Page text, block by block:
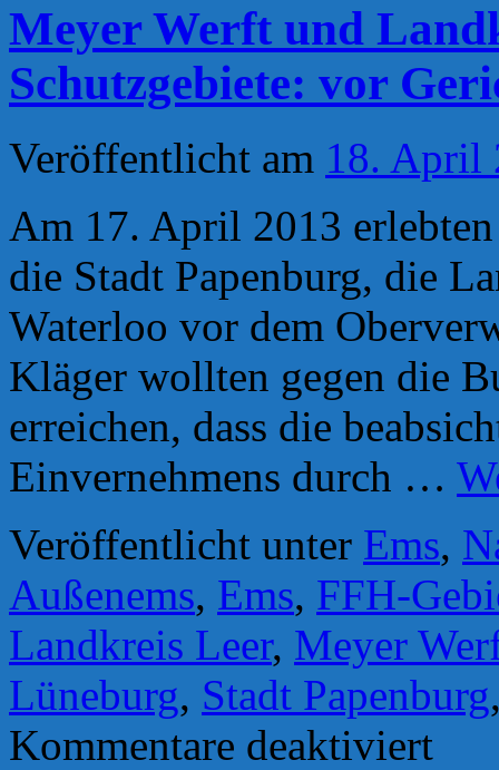
Meyer Werft und
Schutzgebiete: vor
Veröffentlicht am 18. April
Am 17. April 2013
die Stadt Papenburg, die
Waterloo vor dem
Kläger wollten gegen die
erreichen, dass die
Einvernehmens durch …
Veröffentlicht unter Ems,
Außenems, Ems, FFH-
Landkreis Leer, Meyer
Lüneburg, Stadt Papenburg
Kommentare deaktiviert